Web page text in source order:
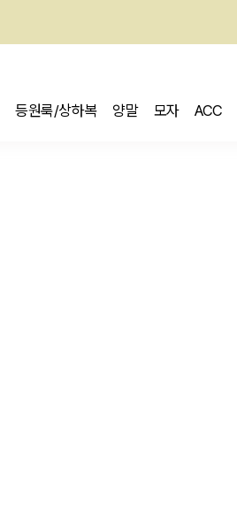
등원룩/상하복 양말 모자 ACC